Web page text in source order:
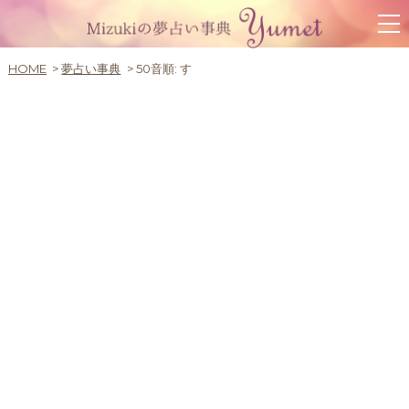
HOME 夢占い事典 50音順: す